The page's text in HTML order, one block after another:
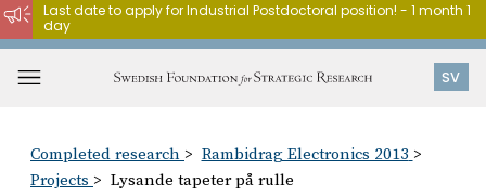
Go
content
SV
Last date to apply for Industrial Postdoctoral position! - 1 month 1
day
Completed research
Rambidrag Electronics 2013
Projects
Lysande tapeter på rulle